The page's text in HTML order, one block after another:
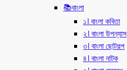
📚বাংলা
১। বাংলা কবিতা
২। বাংলা উপন্যাস
৩। বাংলা ছোটগল্প
৪। বাংলা নাটক